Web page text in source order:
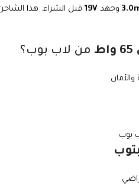
وجهد 19Vقبل الشراء. هذا
من لاب بوب؟
بوب